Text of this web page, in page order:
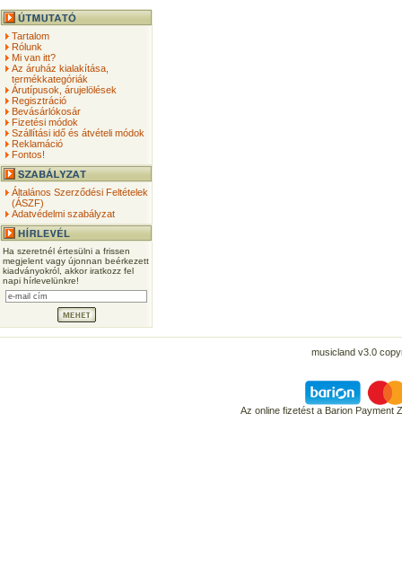
Tartalom
Rólunk
Mi van itt?
Az áruház kialakítása,
termékkategóriák
Árutípusok, árujelölések
Regisztráció
Bevásárlókosár
Fizetési módok
Szállítási idő és átvételi módok
Reklamáció
Fontos!
Általános Szerződési Feltételek
(ÁSZF)
Adatvédelmi szabályzat
Ha szeretnél értesülni a frissen
megjelent vagy újonnan beérkezett
kiadványokról, akkor iratkozz fel
napi hírlevelünkre!
musicland v3.0
Az online fizetést a Barion Payment